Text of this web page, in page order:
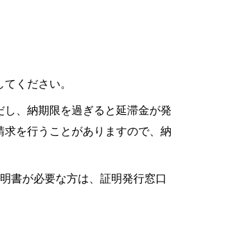
ください。
、納期限を過ぎると延滞金が発
を行うことがありますので、納
書が必要な方は、証明発行窓口